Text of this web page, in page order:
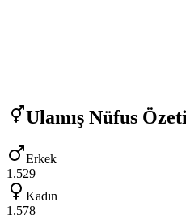
Ulamış Nüfus Özeti
Erkek
1.529
Kadın
1.578